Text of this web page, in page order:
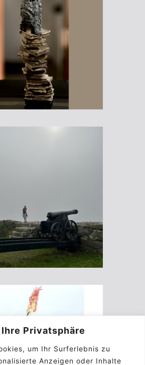
Privatsphäre
um Ihr Surferlebnis zu
Anzeigen oder Inhalte